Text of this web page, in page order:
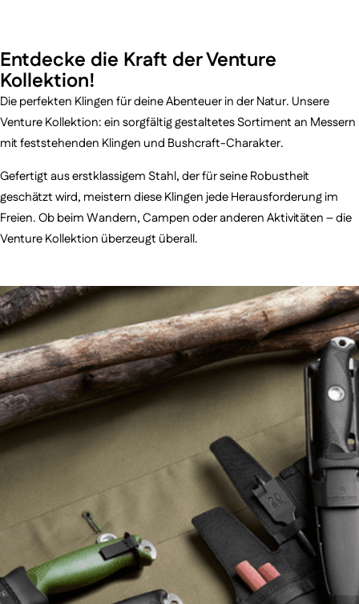
Entdecke die Kraft der Venture
Kollektion!
Die perfekten Klingen für deine Abenteuer in der Natur. Unsere
Venture Kollektion: ein sorgfältig gestaltetes Sortiment an Messern
mit feststehenden Klingen und Bushcraft-Charakter.
Gefertigt aus erstklassigem Stahl, der für seine Robustheit
geschätzt wird, meistern diese Klingen jede Herausforderung im
Freien. Ob beim Wandern, Campen oder anderen Aktivitäten – die
Venture Kollektion überzeugt überall.